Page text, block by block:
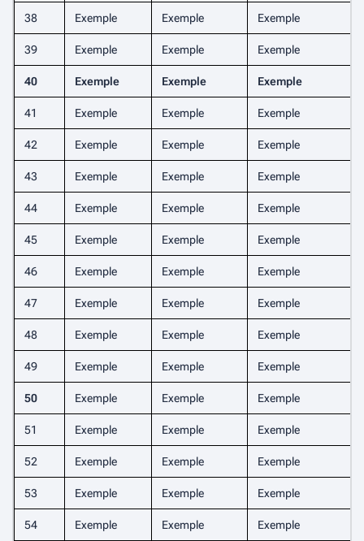
38 Exemple Exemple Exemple
39 Exemple Exemple Exemple
40 Exemple Exemple Exemple
41 Exemple Exemple Exemple
42 Exemple Exemple Exemple
43 Exemple Exemple Exemple
44 Exemple Exemple Exemple
45 Exemple Exemple Exemple
46 Exemple Exemple Exemple
47 Exemple Exemple Exemple
48 Exemple Exemple Exemple
49 Exemple Exemple Exemple
50 Exemple Exemple Exemple
51 Exemple Exemple Exemple
52 Exemple Exemple Exemple
53 Exemple Exemple Exemple
54 Exemple Exemple Exemple